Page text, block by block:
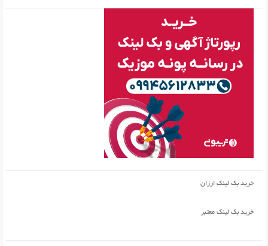
خرید بک لینک ارزان
خرید بک لینک معتبر